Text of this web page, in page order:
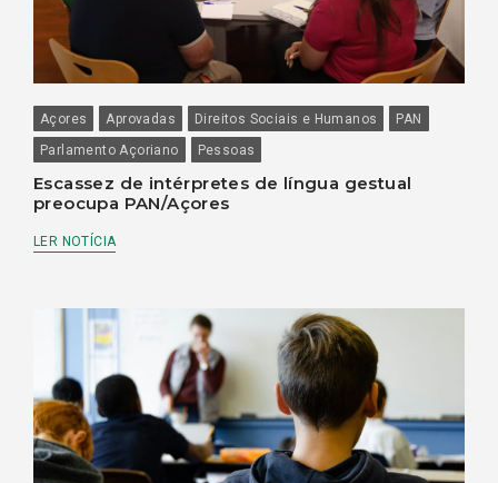
Açores Aprovadas Direitos Sociais e Humanos
PAN
Parlamento Açoriano
Pessoas
Escassez de intérpretes de língua gestual
preocupa PAN/Açores
LER NOTÍCIA